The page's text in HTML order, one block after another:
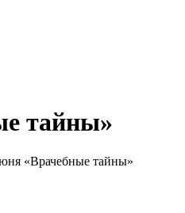
тайны»
«Врачебные тайны»